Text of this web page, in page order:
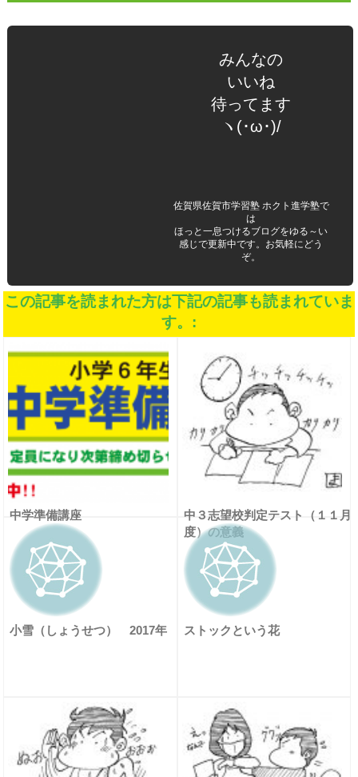
みんなの
いいね
待ってます
ヽ(･ω･)/
佐賀県佐賀市学習塾 ホクト進学塾で
は
ほっと一息つけるブログをゆる～い
感じで更新中です。お気軽にどう
ぞ。
この記事を読まれた方は下記の記事も読まれていま
す。:
中学準備講座
中３志望校判定テスト（１１月
度）の意義
小雪（しょうせつ） 2017年 ストックという花